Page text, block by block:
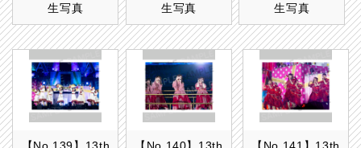
生写真
生写真
生写真
【No.139】13th
【No.140】13th
【No.141】13th